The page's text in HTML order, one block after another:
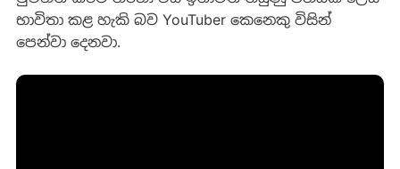
භාවිතා කළ හැකි බව YouTuber කෙනෙකු විසින්
පෙන්වා දෙනවා.